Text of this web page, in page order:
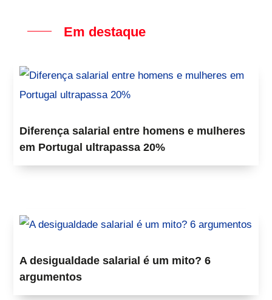
Em destaque
Diferença salarial entre homens e mulheres
em Portugal ultrapassa 20%
A desigualdade salarial é um mito? 6
argumentos